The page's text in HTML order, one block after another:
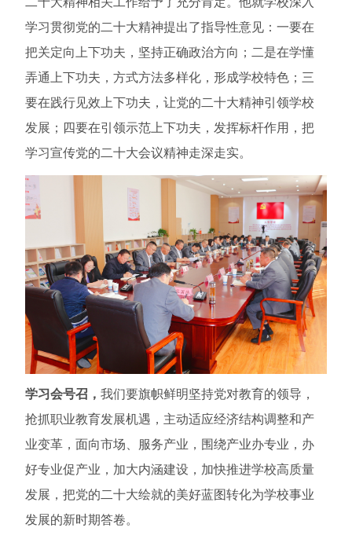
学习贯彻党的二十大精神提出了指导性意见：一要在
把关定向上下功夫，坚持正确政治方向；二是在学懂
弄通上下功夫，方式方法多样化，形成学校特色；三
要在践行见效上下功夫，让党的二十大精神引领学校
发展；四要在引领示范上下功夫，发挥标杆作用，把
学习宣传党的二十大会议精神走深走实。
学习会号召，我们要旗帜鲜明坚持党对教育的领导，
抢抓职业教育发展机遇，主动适应经济结构调整和产
业变革，面向市场、服务产业，围绕产业办专业，办
好专业促产业，加大内涵建设，加快推进学校高质量
发展，把党的二十大绘就的美好蓝图转化为学校事业
发展的新时期答卷。